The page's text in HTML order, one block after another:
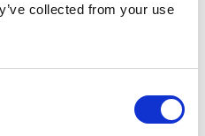
collected from your use